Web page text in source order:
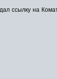
ссылку на